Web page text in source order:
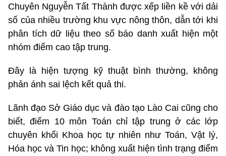
Chuyên Nguyễn Tất Thành được xếp liền kề với dải
số của nhiều trường khu vực nông thôn, dẫn tới khi
phân tích dữ liệu theo số báo danh xuất hiện một
nhóm điểm cao tập trung.
Đây là hiện tượng kỹ thuật bình thường, không
phản ánh sai lệch kết quả thi.
Lãnh đạo Sở Giáo dục và đào tạo Lào Cai cũng cho
biết, điểm 10 môn Toán chỉ tập trung ở các lớp
chuyên khối Khoa học tự nhiên như Toán, Vật lý,
Hóa học và Tin học; không xuất hiện tình trạng điểm